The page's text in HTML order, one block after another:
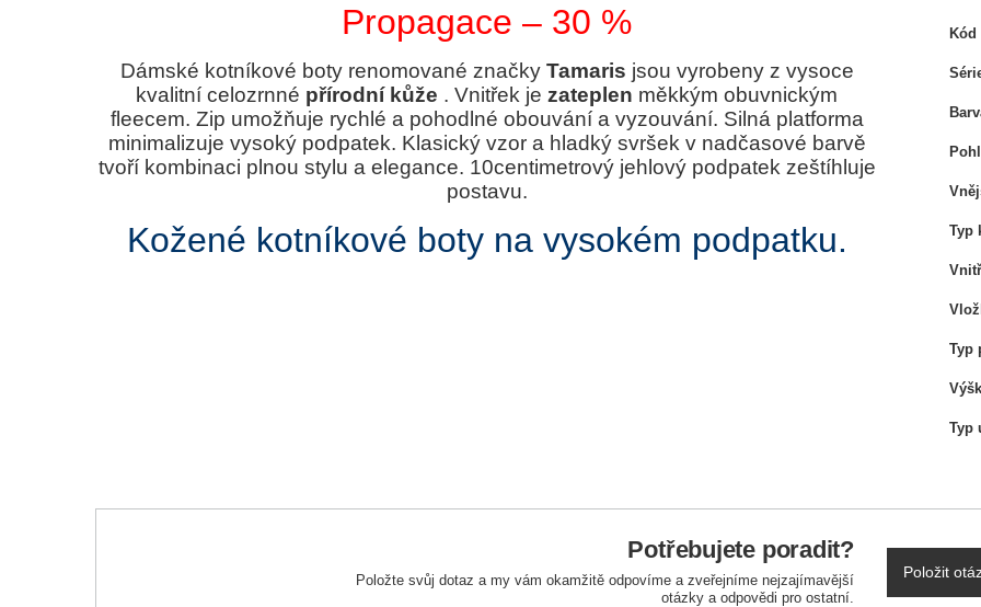
Propagace – 30 %
Dámské kotníkové boty renomované značky Tamaris jsou vyrobeny z vysoce
kvalitní celozrnné přírodní kůže . Vnitřek je zateplen měkkým obuvnickým
fleecem. Zip umožňuje rychlé a pohodlné obouvání a vyzouvání. Silná platforma
minimalizuje vysoký podpatek. Klasický vzor a hladký svršek v nadčasové barvě
tvoří kombinaci plnou stylu a elegance. 10centimetrový jehlový podpatek zeštíhluje
postavu.
Kožené kotníkové boty na vysokém podpatku. Typ
Typ
Typ
Potřebujete poradit?
Položte svůj dotaz a my vám okamžitě odpovíme a zveřejníme nejzajímavější
otázky a odpovědi pro ostatní.
Položit